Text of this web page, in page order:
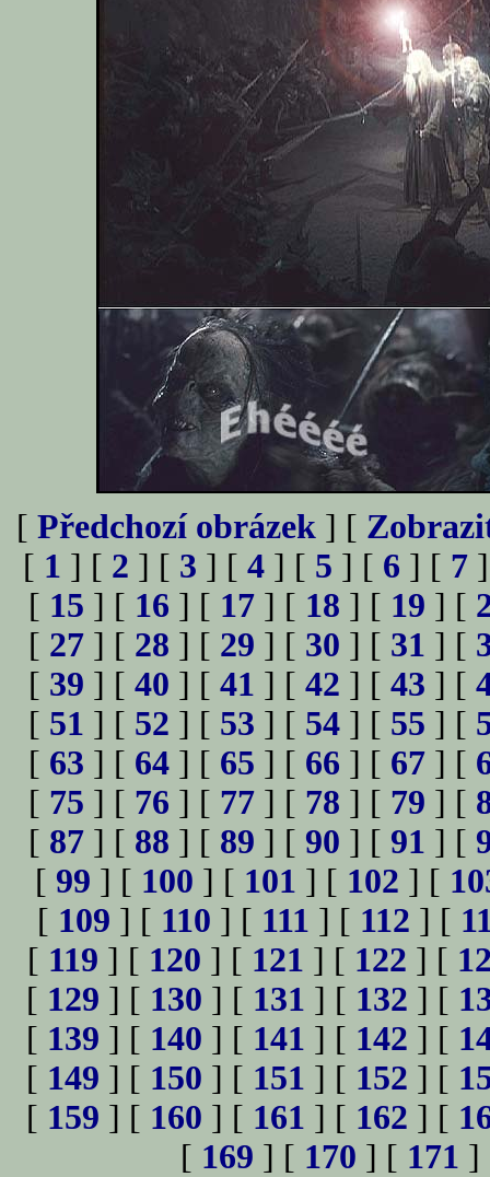
[ Předchozí obrázek ] [
[ 1 ] [ 2 ] [ 3 ] [ 4 ] [ 5 ] [ 6 ] [ 7
[ 15 ] [ 16 ] [ 17 ] [ 18 ] [ 19 ] [
[ 27 ] [ 28 ] [ 29 ] [ 30 ] [ 31 ] [
[ 39 ] [ 40 ] [ 41 ] [ 42 ] [ 43 ] [
[ 51 ] [ 52 ] [ 53 ] [ 54 ] [ 55 ] [
[ 63 ] [ 64 ] [ 65 ] [ 66 ] [ 67 ] [
[ 75 ] [ 76 ] [ 77 ] [ 78 ] [ 79 ] [
[ 87 ] [ 88 ] [ 89 ] [ 90 ] [ 91 ] [
[ 99 ] [ 100 ] [ 101 ] [ 102 ] [
[ 109 ] [ 110 ] [ 111 ] [ 112 ] [
[ 119 ] [ 120 ] [ 121 ] [ 122 ] [
[ 129 ] [ 130 ] [ 131 ] [ 132 ] [
[ 139 ] [ 140 ] [ 141 ] [ 142 ] [
[ 149 ] [ 150 ] [ 151 ] [ 152 ] [
[ 159 ] [ 160 ] [ 161 ] [ 162 ] [
[ 169 ] [ 170 ] [ 171 ]